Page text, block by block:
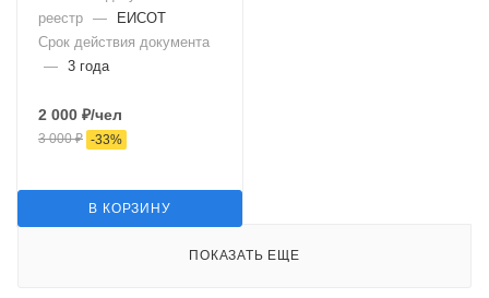
реестр —
ЕИСОТ
Срок действия документа
— 3 года
2 000 ₽/чел
3 000₽ -33%
В КОРЗИНУ
ПОКАЗАТЬ ЕЩЕ